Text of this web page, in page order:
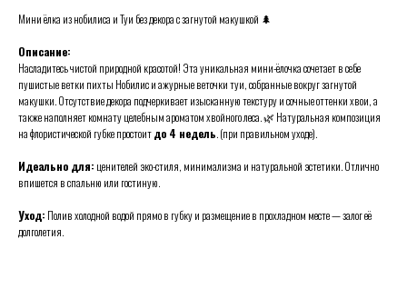
Мини ёлка из нобилиса и Туи без декора с загнутой макушкой 🌲
Описание:
Насладитесь чистой природной красотой! Эта уникальная мини-ёлочка сочетает в себе
пушистые ветки пихты Нобилис и ажурные веточки туи, собранные вокруг загнутой
макушки. Отсутствие декора подчеркивает изысканную текстуру и сочные оттенки хвои, а
также наполняет комнату целебным ароматом хвойного леса. 🌿 Натуральная композиция
на флористической губке простоитдо 4 недель. (при правильном уходе).
Идеально для: ценителей эко-стиля, минимализма и натуральной эстетики. Отлично
впишется в спальню или гостиную.
Уход: Полив холодной водой прямо в губку и размещение в прохладном месте — залог её
долголетия.